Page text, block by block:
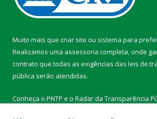
Muito mais que criar site ou sistema para
Realizamos uma assessoria completa, onde
contrato que todas as exigências das leis de
pública serão atendidas.
Conheça o PNTP e o Radar da Transparência